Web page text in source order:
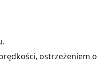
ostrzeżeniem o